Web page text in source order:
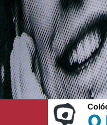
O